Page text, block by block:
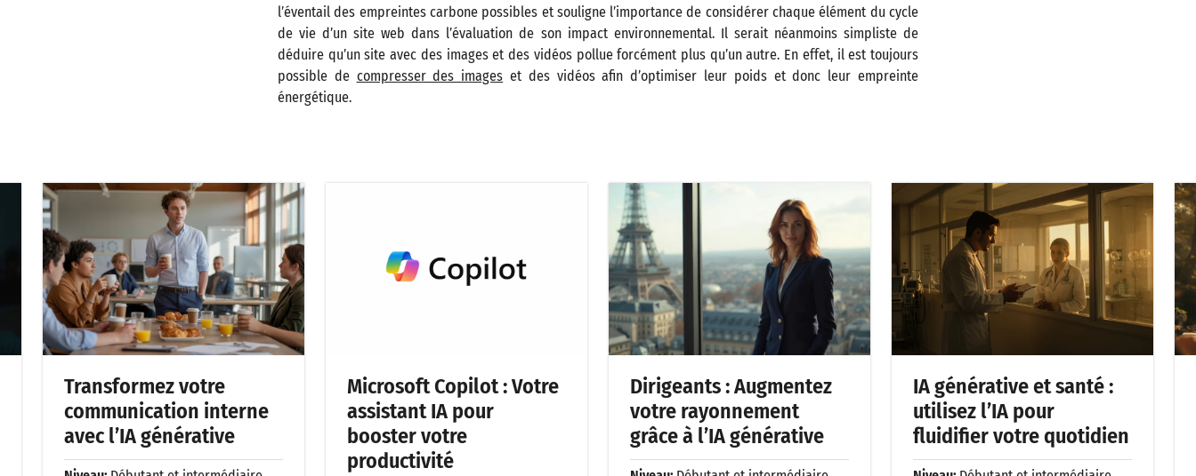
l’éventail des empreintes carbone possibles et souligne l’importance de considérer chaque élément du cycle
de vie d’un site web dans l’évaluation de son impact environnemental. Il serait néanmoins simpliste de
déduire qu’un site avec des images et des vidéos pollue forcément plus qu’un autre. En effet, il est toujours
possible de compresser des images et des vidéos afin d’optimiser leur poids et donc leur empreinte
énergétique.
Transformez votre
communication interne
avec l’IA générative
Microsoft Copilot : Votre
assistant IA pour
booster votre
productivité
Dirigeants : Augmentez
votre rayonnement
grâce à l’IA générative
IA générative et santé :
utilisez l’IA pour
fluidifier votre quotidien